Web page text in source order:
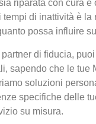
riparata con cura e
tempi di inattività è la
possa influire
di fiducia,
sapendo che le tue
soluzioni
specifiche delle
su misura.